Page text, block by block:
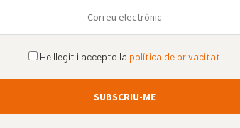
He llegit i accepto la política de privacitat